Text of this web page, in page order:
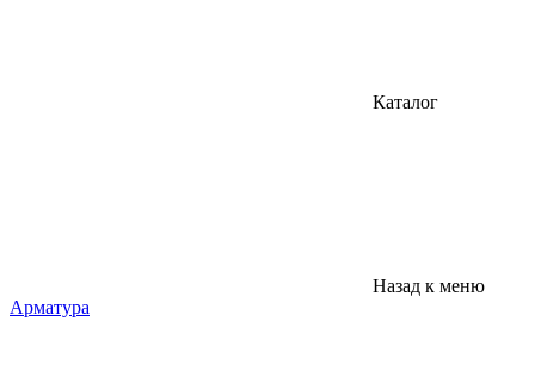
Каталог
Назад к меню
Арматура